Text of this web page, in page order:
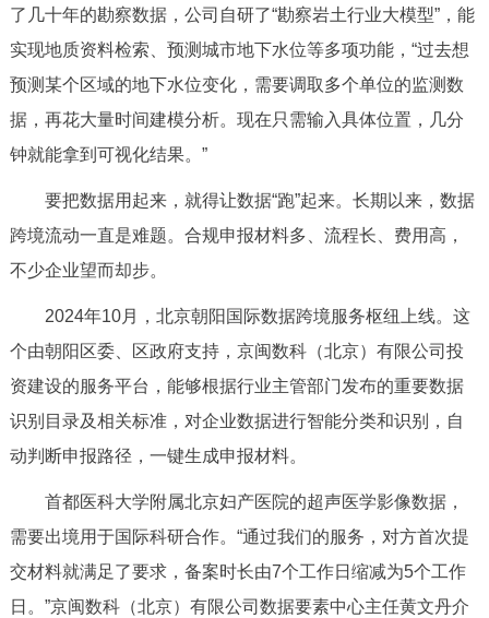
ESPAÑOL العربية PORTUGUÊS
ITALIANO
了几十年的勘察数据，公司自研了“勘察岩土行业大模型”，能
实现地质资料检索、预测城市地下水位等多项功能，“过去想
预测某个区域的地下水位变化，需要调取多个单位的监测数
据，再花大量时间建模分析。现在只需输入具体位置，几分
钟就能拿到可视化结果。”
要把数据用起来，就得让数据“跑”起来。长期以来，数据
跨境流动一直是难题。合规申报材料多、流程长、费用高，
不少企业望而却步。
2024年10月，北京朝阳国际数据跨境服务枢纽上线。这
个由朝阳区委、区政府支持，京闽数科（北京）有限公司投
资建设的服务平台，能够根据行业主管部门发布的重要数据
识别目录及相关标准，对企业数据进行智能分类和识别，自
动判断申报路径，一键生成申报材料。
首都医科大学附属北京妇产医院的超声医学影像数据，
需要出境用于国际科研合作。“通过我们的服务，对方首次提
交材料就满足了要求，备案时长由7个工作日缩减为5个工作
日。”京闽数科（北京）有限公司数据要素中心主任黄文丹介